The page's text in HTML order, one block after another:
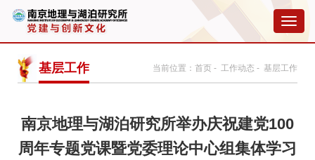
切
换
航
基层工作 当前位置： 首页 - 工作动态 - 基层工作
南京地理与湖泊研究所举办庆祝建党100
周年专题党课暨党委理论中心组集体学习